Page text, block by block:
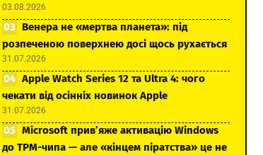
03.08.2026
Венера не «мертва планета»: під
розпеченою поверхнею досі щось рухається
31.07.2026
Apple Watch Series 12 та Ultra 4: чого
чекати від осінніх новинок Apple
31.07.2026
Microsoft прив’яже активацію Windows
до TPM-чипа — але «кінцем піратства» це не